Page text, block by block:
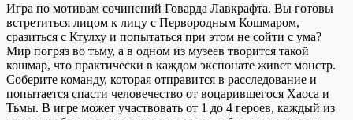
Игра по мотивам сочинений Говарда Лавкрафта. Вы готовы
встретиться лицом к лицу с Первородным Кошмаром,
сразиться с Ктулху и попытаться при этом не сойти с ума?
Мир погряз во тьму, а в одном из музеев творится такой
кошмар, что практически в каждом экспонате живет монстр.
Соберите команду, которая отправится в расследование и
попытается спасти человечество от воцарившегося Хаоса и
Тьмы. В игре может участвовать от 1 до 4 героев, каждый из